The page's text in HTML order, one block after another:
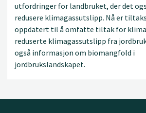
utfordringer for landbruket, der det
redusere klimagassutslipp. Nå er
oppdatert til å omfatte tiltak for
reduserte klimagassutslipp fra
også informasjon om biomangfold i
jordbrukslandskapet.